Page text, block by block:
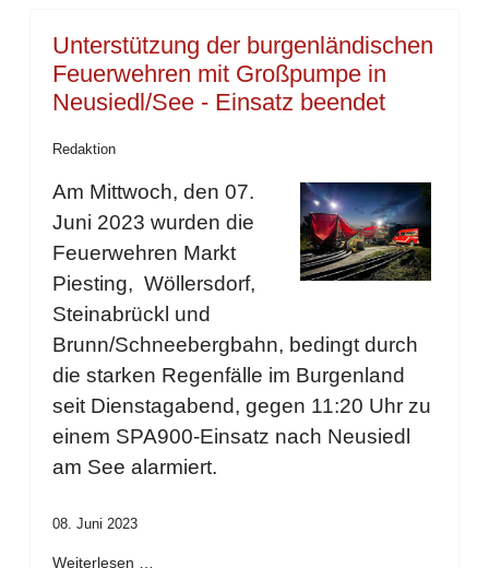
Unterstützung der burgenländischen
Feuerwehren mit Großpumpe in
Neusiedl/See - Einsatz beendet
Redaktion
Am Mittwoch, den 07.
Juni 2023 wurden die
Feuerwehren Markt
Piesting, Wöllersdorf,
Steinabrückl und
Brunn/Schneebergbahn, bedingt durch
die starken Regenfälle im Burgenland
seit Dienstagabend, gegen 11:20 Uhr zu
einem SPA900-Einsatz nach Neusiedl
am See alarmiert.
08. Juni 2023
Weiterlesen …